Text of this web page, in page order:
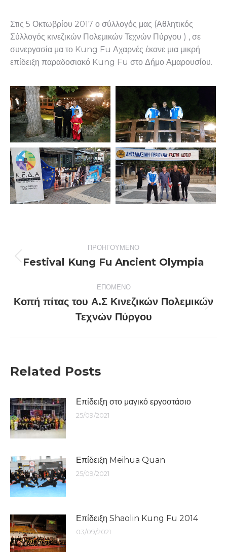
Στις 5 Οκτωβρίου 2017 ο σύλλογός μας (Αθλητικός
Σύλλογός κινεζικών Πολεμικών Τεχνών Πύργου ) , σε
συνεργασία μα το Kung Fu Αχαρνές έκανε μια μικρή
επίδειξη παραδοσιακό Kung Fu στο Δήμο Αμαρουσίου.
navigation
ΠΡΟΗΓΟΎΜΕΝΟ
Previous
Festival Kung Fu Ancient Olympia
ΕΠΌΜΕΝΟ
post:
Κοπή πίτας του Α.Σ Κινεζικών Πολεμικών
Τεχνών Πύργου
Related Posts
Επίδειξη στο μαγικό εργοστάσιο
25/09/2021
Επίδειξη Meihua Quan
25/09/2021
Επίδειξη Shaolin Kung Fu 2014
03/09/2021